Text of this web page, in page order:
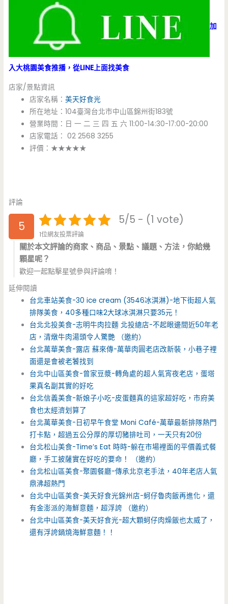
加
入大桃園美食推播，從LINE上面找美食
店家/景點資訊
店家名稱：美天好食光
所在地址：104臺灣台北市中山區錦州街183號
營業時間：日 一 二 三 四 五 六 11:00-14:30-17:00-20:00
店家電話： 02 2568 3255
評價：★★★★★
評論
5 5/5 - (1 vote)
1位網友投票評論
關於本文評論的商家、商品、景點、議題、方法，你給幾
顆星呢？
歡迎一起點擊星號參與評論唷！
延伸閱讀
台北車站美食-30 ice cream (3546冰淇淋)-地下街超人氣
排隊美食，40多種口味2大球冰淇淋只要35元！
台北北投美食-志明牛肉拉麵 北投總店-不起眼邊間近50年老
店，清燉牛肉湯頭令人驚艷 （邀約）
台北萬華美食-露店 蘇來傳-萬華肉圓老店改新裝，小巷子裡
面還是會被老饕找到
台北中山區美食-曾家豆漿-轉角處的超人氣宵夜老店，蛋塔
果真名副其實的好吃
台北信義美食-新娘子小吃-皮蛋麵真的這家超好吃，市府美
食也太經濟划算了
台北萬華美食-日初早午食堂 Moni Café-萬華最新排隊熱門
打卡點，超過五公分厚的厚切豬排吐司，一天只有20份
台北松山美食-Time’s Eat 時時-躲在市場裡面的平價義式餐
廳，手工披薩實在好吃的要命！ （邀約）
台北松山區美食-聚園餐廳-傳承北京老手法，40年老店人氣
鼎沸超熱門
台北中山區美食-美天好食光錦州店-蚵仔魯肉飯再進化，還
有金澎派的海鮮意麵，超浮誇 （邀約）
台北中山區美食-美天好食光-超大顆蚵仔肉燥飯也太威了，
還有浮誇鍋燒海鮮意麵！！